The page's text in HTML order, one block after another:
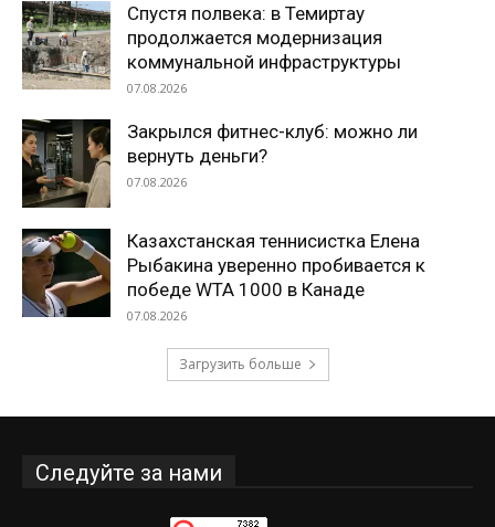
Спустя полвека: в Темиртау
продолжается модернизация
коммунальной инфраструктуры
07.08.2026
Закрылся фитнес-клуб: можно ли
вернуть деньги?
07.08.2026
Казахстанская теннисистка Елена
Рыбакина уверенно пробивается к
победе WTA 1000 в Канаде
07.08.2026
Загрузить больше
Следуйте за нами